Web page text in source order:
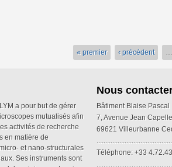
« premier ‹ précédent …
a pour but de gérer
mutualisés afin
activités de recherche
en matière de
et nano-structurales
Ses instruments sont
Nous
Bâtiment Blaise Pascal
7, Avenue Jean Capelle
69621 Villeurbanne
Téléphone: +33